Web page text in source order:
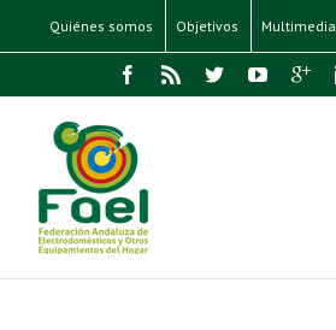
Quiénes somos Objetivos Multimedia